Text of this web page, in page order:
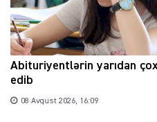
Abituriyentlərin yarıdan
edib
08 Avqust 2026, 16:09